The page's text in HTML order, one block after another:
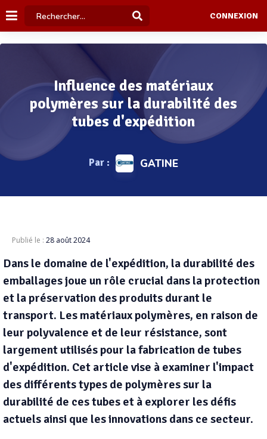
CONNEXION
Influence des matériaux
polymères sur la durabilité des
tubes d'expédition
Par : GATINE
Publié le : 28 août 2024
Dans le domaine de l'expédition, la durabilité des
emballages joue un rôle crucial dans la protection
et la préservation des produits durant le
transport. Les matériaux polymères, en raison de
leur polyvalence et de leur résistance, sont
largement utilisés pour la fabrication de tubes
d'expédition. Cet article vise à examiner l'impact
des différents types de polymères sur la
durabilité de ces tubes et à explorer les défis
actuels ainsi que les innovations dans ce secteur.